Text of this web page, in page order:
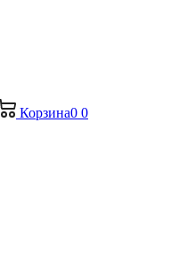
Корзина0 0